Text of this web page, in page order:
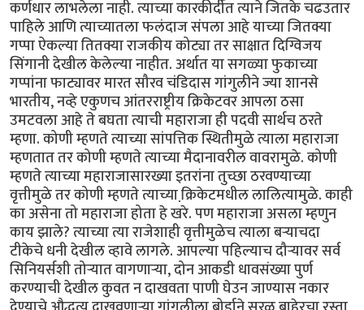
कर्णधार लाभलेला नाही. त्याच्या कारकीर्दीत त्याने जितके चढउतार
पाहिले आणि त्याच्यातला फलंदाज संपला आहे याच्या जितक्या
गप्पा ऐकल्या तितक्या राजकीय कोट्या तर साक्षात दिग्विजय
सिंगानी देखील केलेल्या नाहीत. अर्थात या सगळ्या फुकाच्या
गप्पांना फाट्यावर मारत सौरव चंडिदास गांगुलीने ज्या शानसे
भारतीय, नव्हे एकुणच आंतरराष्ट्रीय क्रिकेटवर आपला ठसा
उमटवला आहे ते बघता त्याची महाराजा ही पदवी सार्थच ठरते
म्हणा. कोणी म्हणते त्याच्या सांपत्तिक स्थितीमुळे त्याला महाराजा
म्हणतात तर कोणी म्हणते त्याच्या मैदानावरील वावरामुळे. कोणी
म्हणते त्याच्या महाराजासारख्या इतरांना तुच्छा ठरवण्याच्या
वृत्तीमुळे तर कोणी म्हणते त्याच्या क्रि़केटमधील लालित्यामुळे. काही
का असेना तो महाराजा होता हे खरे. पण महाराजा असला म्हणुन
काय झाले? त्याच्या त्या राजेशाही वृत्तीमुळेच त्याला बर्‍याचदा
टीकेचे धनी देखील व्हावे लागले. आपल्या पहिल्याच दौर्‍यावर सर्व
सिनियर्सशी तोर्‍यात वागणार्‍या, दोन आकडी धावसंख्या पुर्ण
करण्याची देखील कुवत न दाखवता पाणी घेउन जाण्यास नकार